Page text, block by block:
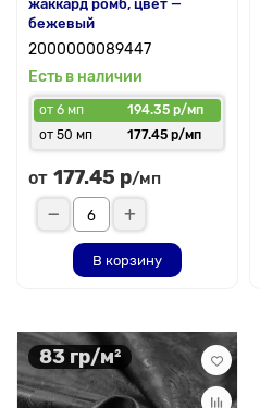
жаккард ромб, цвет —
бежевый
2000000089447
Есть в наличии
от 6 мп
194.35 р/мп
от 50 мп
177.45 р/мп
от 177.45 р/мп
В корзину
83 гр/м²